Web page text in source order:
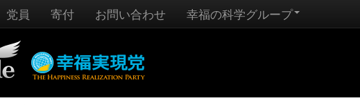
党員 寄付 お問い合わせ 幸福の科学グループ